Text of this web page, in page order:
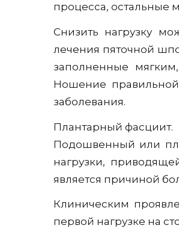
процесса, остальные
Снизить нагрузку
лечения пяточной
заполненные
Ношение
заболевания.
Плантарный фасциит.
Подошвенный или
нагрузки,
является причиной
Клиническим
первой нагрузке на